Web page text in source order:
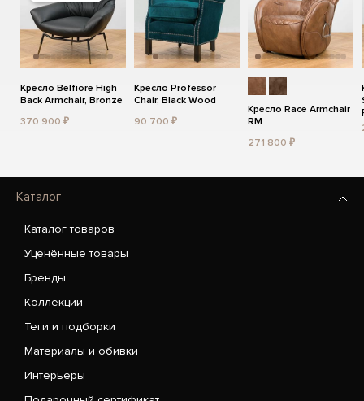
Кресло Belfiore High
Back Armchair, Bronze
370 900 ₽
Кресло Professor
Chair, Black Wood
90 700 ₽
Кресло Race Armchair
RM
271 800 ₽
Каталог
Каталог товаров
Уценённые товары
Бренды
Коллекции
Теги и подборки
Материалы и обивки
Интерьеры